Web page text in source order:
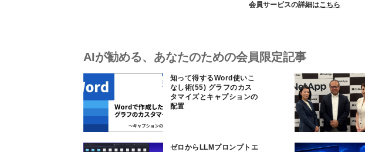
会員サービスの詳細はこちら
AIが勧める、あなたのための会員限定記事
知って得するWord使いこ
なし術(55) グラフのカス
タマイズとキャプションの
配置
ゼロからLLMプロンプトエ